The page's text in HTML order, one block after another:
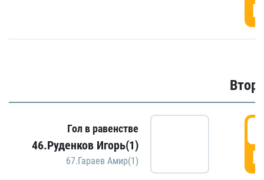
Гол в равенстве
46.Руденков Игорь(1)
67.Гараев Амир(1)